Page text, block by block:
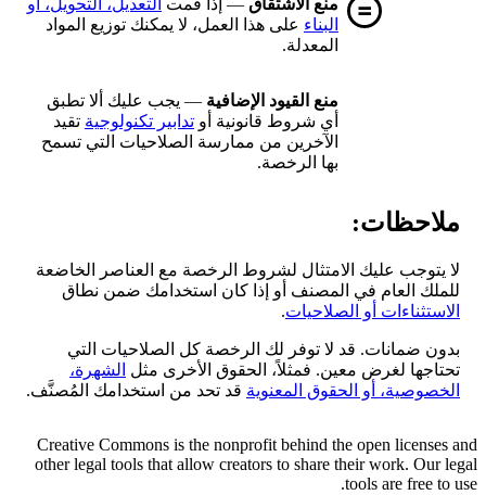
منع الاشتقاق — إذا قمت التعديل، التحويل، أو
البناء على هذا العمل، لا يمكنك توزيع المواد
المعدلة.
منع القيود الإضافية — يجب عليك ألا تطبق
أي شروط قانونية أو تدابير تكنولوجية تقيد
الآخرين من ممارسة الصلاحيات التي تسمح
بها الرخصة.
ملاحظات:
لا يتوجب عليك الامتثال لشروط الرخصة مع العناصر الخاضعة
للملك العام في المصنف أو إذا كان استخدامك ضمن نطاق
الاستثناءات أو الصلاحيات.
بدون ضمانات. قد لا توفر لك الرخصة كل الصلاحيات التي
تحتاجها لغرض معين. فمثلاً، الحقوق الأخرى مثل الشهرة،
الخصوصية، أو الحقوق المعنوية قد تحد من استخدامك المُصنَّف.
Creative Commons is the nonprofit behind the open licenses and
other legal tools that allow creators to share their work. Our legal
tools are free to use.